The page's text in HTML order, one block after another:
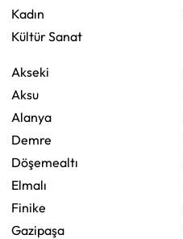
Kadın
Kültür Sanat
Akseki
Aksu
Alanya
Demre
Döşemealtı
Elmalı
Finike
Gazipaşa